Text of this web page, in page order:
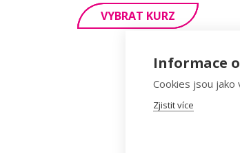
VYBRAT KURZ
Informace
Cookies jsou jako
Zjistit více